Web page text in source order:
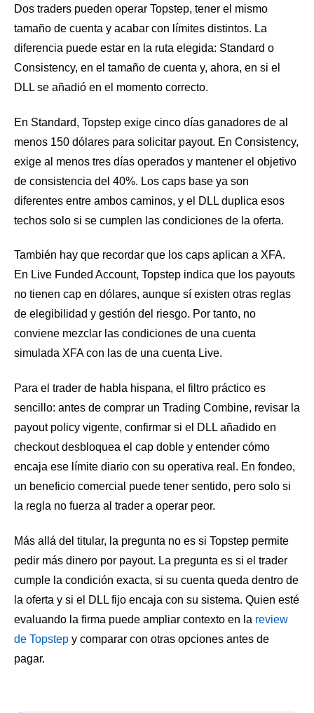
Dos traders pueden operar Topstep, tener el mismo
tamaño de cuenta y acabar con límites distintos. La
diferencia puede estar en la ruta elegida: Standard o
Consistency, en el tamaño de cuenta y, ahora, en si el
DLL se añadió en el momento correcto.
En Standard, Topstep exige cinco días ganadores de al
menos 150 dólares para solicitar payout. En Consistency,
exige al menos tres días operados y mantener el objetivo
de consistencia del 40%. Los caps base ya son
diferentes entre ambos caminos, y el DLL duplica esos
techos solo si se cumplen las condiciones de la oferta.
También hay que recordar que los caps aplican a XFA.
En Live Funded Account, Topstep indica que los payouts
no tienen cap en dólares, aunque sí existen otras reglas
de elegibilidad y gestión del riesgo. Por tanto, no
conviene mezclar las condiciones de una cuenta
simulada XFA con las de una cuenta Live.
Para el trader de habla hispana, el filtro práctico es
sencillo: antes de comprar un Trading Combine, revisar la
payout policy vigente, confirmar si el DLL añadido en
checkout desbloquea el cap doble y entender cómo
encaja ese límite diario con su operativa real. En fondeo,
un beneficio comercial puede tener sentido, pero solo si
la regla no fuerza al trader a operar peor.
Más allá del titular, la pregunta no es si Topstep permite
pedir más dinero por payout. La pregunta es si el trader
cumple la condición exacta, si su cuenta queda dentro de
la oferta y si el DLL fijo encaja con su sistema. Quien esté
evaluando la firma puede ampliar contexto en la review
de Topstep y comparar con otras opciones antes de
pagar.